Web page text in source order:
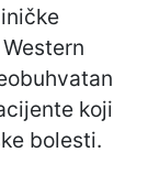
koji
bolesti.